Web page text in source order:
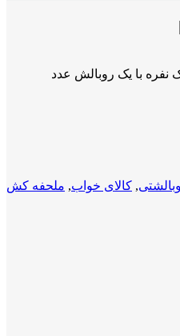
نفره با یک روبالش عدد
, کالای خواب, ملحفه کش